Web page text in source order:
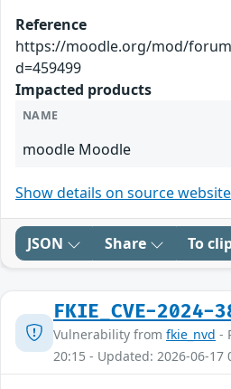
Reference
https://moodle.org/mod/
d=459499
Impacted products
NAME
moodle Moodle
Show details on source website
JSON Share To
FKIE_CVE-2024-
Vulnerability from fkie_nvd -
20:15 - Updated: 2026-06-17